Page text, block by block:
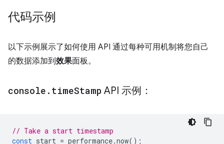
代码示例
以下示例展示了如何使用 API 通过每种可用机制将您自己
的数据添加到效果面板。
console . timeStamp API 示例：
// Take a start timestamp
const start = performance.now();